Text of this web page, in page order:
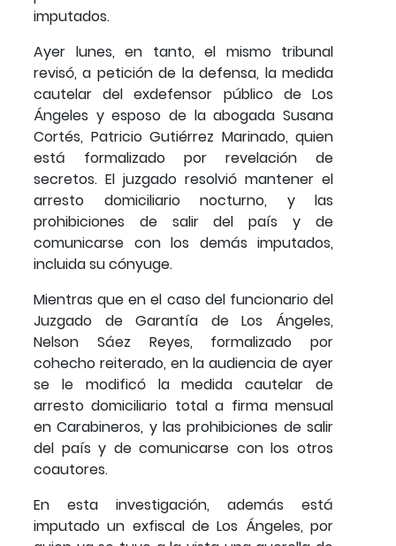
imputados.
Ayer lunes, en tanto, el mismo tribunal
revisó, a petición de la defensa, la medida
cautelar del exdefensor público de Los
Ángeles y esposo de la abogada Susana
Cortés, Patricio Gutiérrez Marinado, quien
está formalizado por revelación de
secretos. El juzgado resolvió mantener el
arresto domiciliario nocturno, y las
prohibiciones de salir del país y de
comunicarse con los demás imputados,
incluida su cónyuge.
Mientras que en el caso del funcionario del
Juzgado de Garantía de Los Ángeles,
Nelson Sáez Reyes, formalizado por
cohecho reiterado, en la audiencia de ayer
se le modificó la medida cautelar de
arresto domiciliario total a firma mensual
en Carabineros, y las prohibiciones de salir
del país y de comunicarse con los otros
coautores.
En esta investigación, además está
imputado un exfiscal de Los Ángeles, por